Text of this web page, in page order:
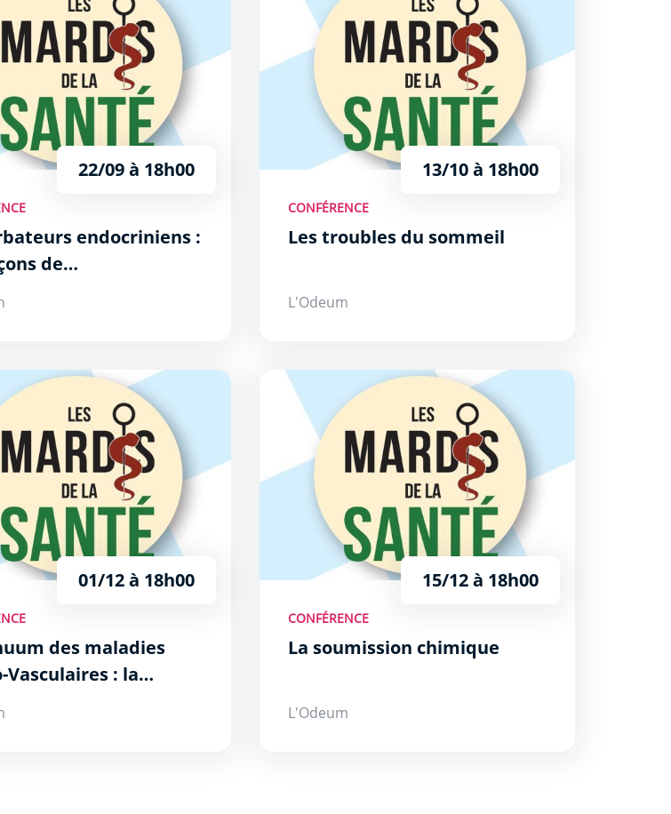
22/09 à 18h00
endocriniens :
de
aux enjeux
13/10 à 18h00
CONFÉRENCE
Les troubles du sommeil
L'Odeum
êtremaladies Cardio-Vasculaires : la prévention par la connaissance des facteurs de risque
01/12 à 18h00
des maladies
Vasculaires : la
par la
La soumission chimique
15/12 à 18h00
CONFÉRENCE
La soumission chimique
L'Odeum